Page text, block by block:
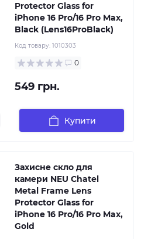
Protector Glass for
iPhone 16 Pro/16 Pro Max,
Black (Lens16ProBlack)
Код товару: 1010303
0
549 грн.
Купити
Захисне скло для
камери NEU Chatel
Metal Frame Lens
Protector Glass for
iPhone 16 Pro/16 Pro Max,
Gold